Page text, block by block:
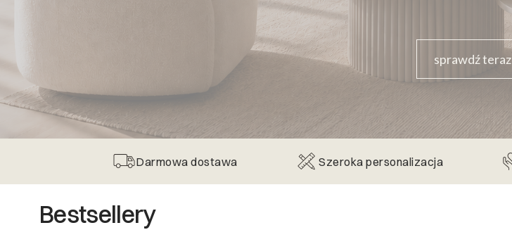
sprawdź teraz
Darmowa dostawa Szeroka personalizacja
Bestsellery